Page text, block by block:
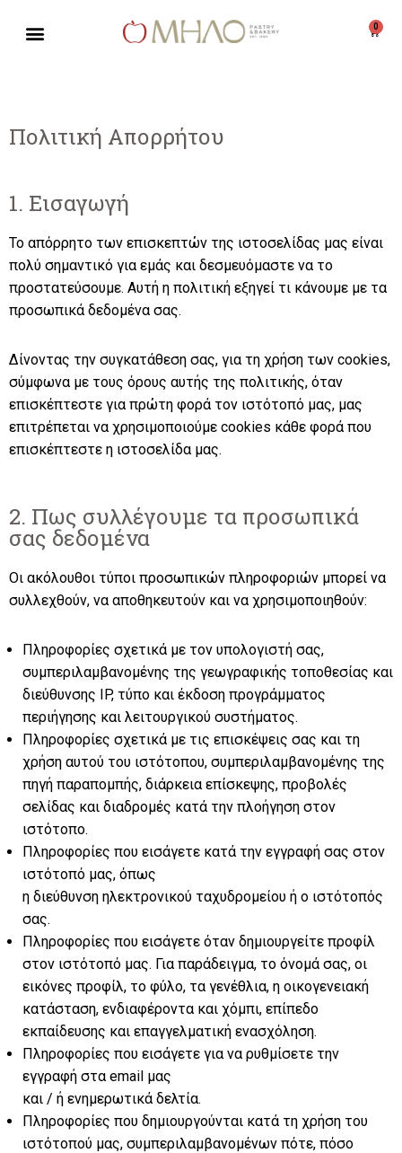
0
Πολιτική Απορρήτου
1. Εισαγωγή
Το απόρρητο των επισκεπτών της ιστοσελίδας μας είναι
πολύ σημαντικό για εμάς και δεσμευόμαστε να το
προστατεύσουμε. Αυτή η πολιτική εξηγεί τι κάνουμε με τα
προσωπικά δεδομένα σας.
Δίνοντας την συγκατάθεση σας, για τη χρήση των cookies,
σύμφωνα με τους όρους αυτής της πολιτικής, όταν
επισκέπτεστε για πρώτη φορά τον ιστότοπό μας, μας
επιτρέπεται να χρησιμοποιούμε cookies κάθε φορά που
επισκέπτεστε η ιστοσελίδα μας.
2. Πως συλλέγουμε τα προσωπικά
σας δεδομένα
Οι ακόλουθοι τύποι προσωπικών πληροφοριών μπορεί να
συλλεχθούν, να αποθηκευτούν και να χρησιμοποιηθούν:
Πληροφορίες σχετικά με τον υπολογιστή σας,
συμπεριλαμβανομένης της γεωγραφικής τοποθεσίας και
διεύθυνσης IP, τύπο και έκδοση προγράμματος
περιήγησης και λειτουργικού συστήματος.
Πληροφορίες σχετικά με τις επισκέψεις σας και τη
χρήση αυτού του ιστότοπου, συμπεριλαμβανομένης της
πηγή παραπομπής, διάρκεια επίσκεψης, προβολές
σελίδας και διαδρομές κατά την πλοήγηση στον
ιστότοπο.
Πληροφορίες που εισάγετε κατά την εγγραφή σας στον
ιστότοπό μας, όπως
η διεύθυνση ηλεκτρονικού ταχυδρομείου ή ο ιστότοπός
σας.
Πληροφορίες που εισάγετε όταν δημιουργείτε προφίλ
στον ιστότοπό μας. Για παράδειγμα, το όνομά σας, οι
εικόνες προφίλ, το φύλο, τα γενέθλια, η οικογενειακή
κατάσταση, ενδιαφέροντα και χόμπι, επίπεδο
εκπαίδευσης και επαγγελματική ενασχόληση.
Πληροφορίες που εισάγετε για να ρυθμίσετε την
εγγραφή στα email μας
και / ή ενημερωτικά δελτία.
Πληροφορίες που δημιουργούνται κατά τη χρήση του
ιστότοπού μας, συμπεριλαμβανομένων πότε, πόσο